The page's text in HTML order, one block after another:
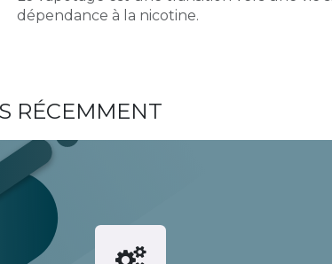
dépendance à la nicotine.
RÉCEMMENT